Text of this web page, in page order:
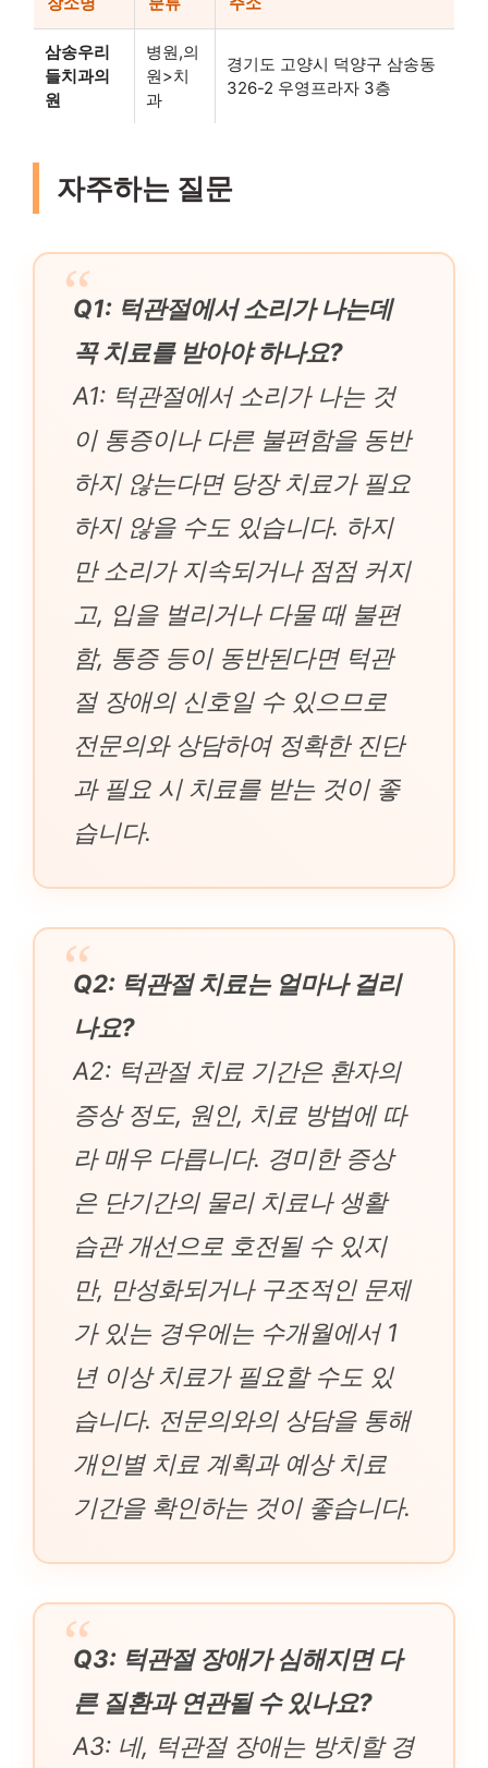
삼송우리
들치과의
원
병원,의
원>치
과
경기도 고양시 덕양구 삼송동
326-2 우영프라자 3층
자주하는 질문
Q1: 턱관절에서 소리가 나는데
꼭 치료를 받아야 하나요?
A1: 턱관절에서 소리가 나는 것
이 통증이나 다른 불편함을 동반
하지 않는다면 당장 치료가 필요
하지 않을 수도 있습니다. 하지
만 소리가 지속되거나 점점 커지
고, 입을 벌리거나 다물 때 불편
함, 통증 등이 동반된다면 턱관
절 장애의 신호일 수 있으므로
전문의와 상담하여 정확한 진단
과 필요 시 치료를 받는 것이 좋
습니다.
Q2: 턱관절 치료는 얼마나 걸리
나요?
A2: 턱관절 치료 기간은 환자의
증상 정도, 원인, 치료 방법에 따
라 매우 다릅니다. 경미한 증상
은 단기간의 물리 치료나 생활
습관 개선으로 호전될 수 있지
만, 만성화되거나 구조적인 문제
가 있는 경우에는 수개월에서 1
년 이상 치료가 필요할 수도 있
습니다. 전문의와의 상담을 통해
개인별 치료 계획과 예상 치료
기간을 확인하는 것이 좋습니다.
Q3: 턱관절 장애가 심해지면 다
른 질환과 연관될 수 있나요?
A3: 네, 턱관절 장애는 방치할 경